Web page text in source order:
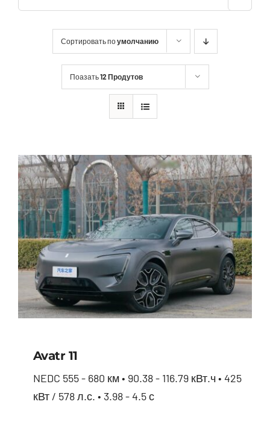
Сортировать поумолчанию
Поазать12 Продутов
Avatr 11
NEDC 555 - 680 км • 90.38 - 116.79 кВт.ч • 425
кВт / 578 л.с. • 3.98 - 4.5 с